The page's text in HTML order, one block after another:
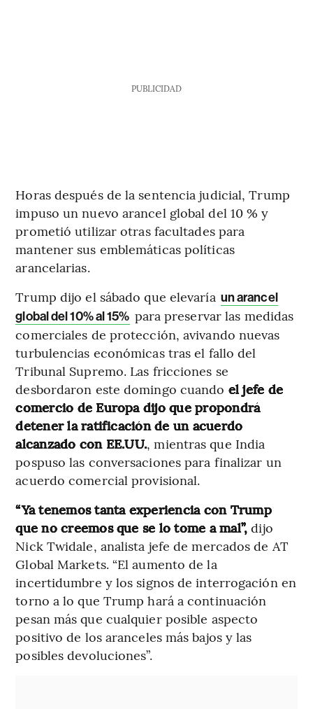
PUBLICIDAD
Horas después de la sentencia judicial, Trump
impuso un nuevo arancel global del 10 % y
prometió utilizar otras facultades para
mantener sus emblemáticas políticas
arancelarias.
Trump dijo el sábado que elevaría un arancel
global del 10% al 15% para preservar las medidas
comerciales de protección, avivando nuevas
turbulencias económicas tras el fallo del
Tribunal Supremo. Las fricciones se
desbordaron este domingo cuando el jefe de
comercio de Europa dijo que propondrá
detener la ratificación de un acuerdo
alcanzado con EE.UU., mientras que India
pospuso las conversaciones para finalizar un
acuerdo comercial provisional.
“Ya tenemos tanta experiencia con Trump
que no creemos que se lo tome a mal”, dijo
Nick Twidale, analista jefe de mercados de AT
Global Markets. “El aumento de la
incertidumbre y los signos de interrogación en
torno a lo que Trump hará a continuación
pesan más que cualquier posible aspecto
positivo de los aranceles más bajos y las
posibles devoluciones”.